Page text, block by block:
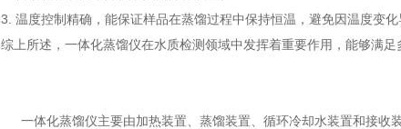
3. 温度控制精确，能保证样品在蒸馏过程中保持恒温，避免因温度变化
综上所述，一体化蒸馏仪在水质检测领域中发挥着重要作用，能够满足
一体化蒸馏仪主要由加热装置、蒸馏装置、循环冷却水装置和接